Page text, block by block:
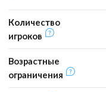
Количество
игроков
Возрастные
ограничения